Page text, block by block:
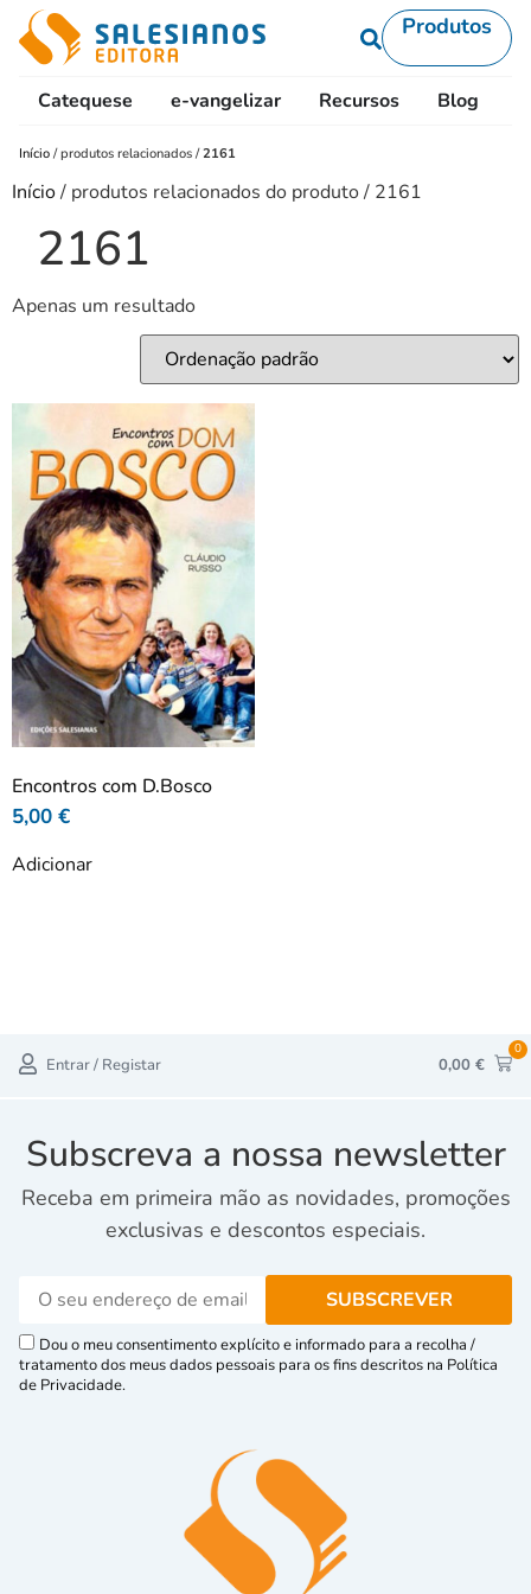
Produtos
Catequese e-vangelizar Recursos Blog
Início /produtos relacionados /2161
Início/ produtos relacionados do produto / 2161
2161
Apenas um resultado
Encontros com D.Bosco
5,00 €
Adicionar
Entrar / Registar 0,00 €
0
Subscreva a nossa newsletter
Receba em primeira mão as novidades, promoções
exclusivas e descontos especiais.
Dou o meu consentimento explícito e informado para a recolha /
tratamento dos meus dados pessoais para os fins descritos na Política
de Privacidade.